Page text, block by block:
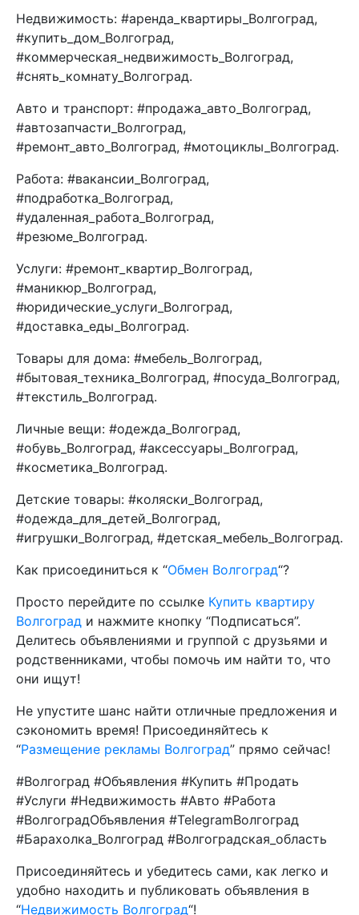
Недвижимость: #аренда_квартиры_Волгоград,
#купить_дом_Волгоград,
#коммерческая_недвижимость_Волгоград,
#снять_комнату_Волгоград.
Авто и транспорт: #продажа_авто_Волгоград,
#автозапчасти_Волгоград,
#ремонт_авто_Волгоград, #мотоциклы_Волгоград.
Работа: #вакансии_Волгоград,
#подработка_Волгоград,
#удаленная_работа_Волгоград,
#резюме_Волгоград.
Услуги: #ремонт_квартир_Волгоград,
#маникюр_Волгоград,
#юридические_услуги_Волгоград,
#доставка_еды_Волгоград.
Товары для дома: #мебель_Волгоград,
#бытовая_техника_Волгоград, #посуда_Волгоград,
#текстиль_Волгоград.
Личные вещи: #одежда_Волгоград,
#обувь_Волгоград, #аксессуары_Волгоград,
#косметика_Волгоград.
Детские товары: #коляски_Волгоград,
#одежда_для_детей_Волгоград,
#игрушки_Волгоград, #детская_мебель_Волгоград.
Как присоединиться к “Обмен Волгоград“?
Просто перейдите по ссылке Купить квартиру
Волгоград и нажмите кнопку “Подписаться”.
Делитесь объявлениями и группой с друзьями и
родственниками, чтобы помочь им найти то, что
они ищут!
Не упустите шанс найти отличные предложения и
сэкономить время! Присоединяйтесь к
“Размещение рекламы Волгоград” прямо сейчас!
#Волгоград #Объявления #Купить #Продать
#Услуги #Недвижимость #Авто #Работа
#ВолгоградОбъявления #TelegramВолгоград
#Барахолка_Волгоград #Волгоградская_область
Присоединяйтесь и убедитесь сами, как легко и
удобно находить и публиковать объявления в
“Недвижимость Волгоград“!